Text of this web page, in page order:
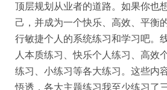
顶层规划从业者的道路。如果你也
己，并成为一个快乐、高效、平衡
行敏捷个人的系统练习和学习吧。
人本质练习、快乐个人练习、高效
练习、小练习等各大练习。这些内
悟透，各大主题练习我至少练习了三